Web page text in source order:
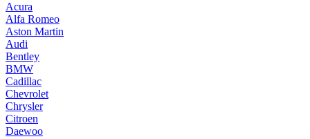
Acura
Alfa Romeo
Aston Martin
Audi
Bentley
BMW
Cadillac
Chevrolet
Chrysler
Citroen
Daewoo